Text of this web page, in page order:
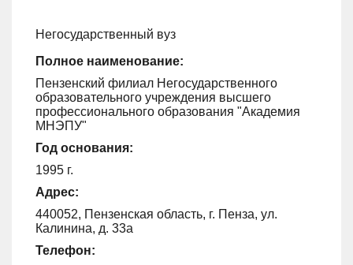
Негосударственный вуз
Полное наименование:
Пензенский филиал Негосударственного
образовательного учреждения высшего
профессионального образования "Академия
МНЭПУ"
Год основания:
1995 г.
Адрес:
440052, Пензенская область, г. Пенза, ул.
Калинина, д. 33а
Телефон: